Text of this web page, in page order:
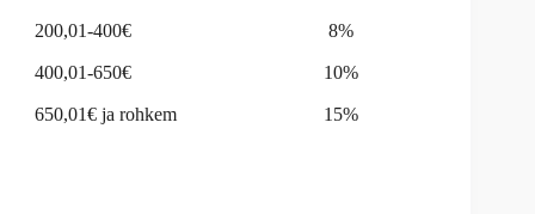
200,01-400€ 8%
400,01-650€ 10%
650,01€ ja rohkem 15%